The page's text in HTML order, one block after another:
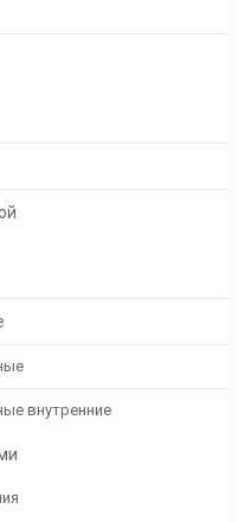
внутренние